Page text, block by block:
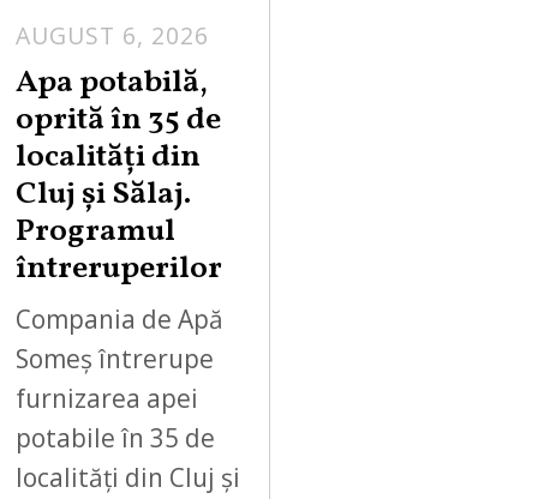
AUGUST 6, 2026
Apa potabilă,
oprită în 35 de
localități din
Cluj și Sălaj.
Programul
întreruperilor
Compania de Apă
Someș întrerupe
furnizarea apei
potabile în 35 de
localități din Cluj și